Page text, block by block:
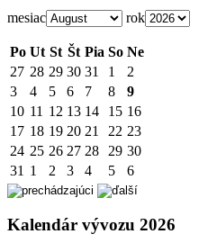
mesiac rok
Po Ut St Št Pia So Ne
27 28 29 30 31 1
2
3
4 5 6 7 8
9
10 11 12 13 14 15 16
17 18 19 20 21 22 23
24 25 26 27 28 29 30
31 1 2 3 4 5 6
Kalendár vývozu 2026